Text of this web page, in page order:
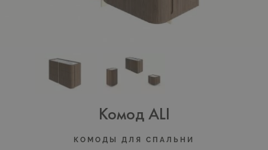
Комод ALI
КОМОДЫ ДЛЯ СПАЛЬНИ